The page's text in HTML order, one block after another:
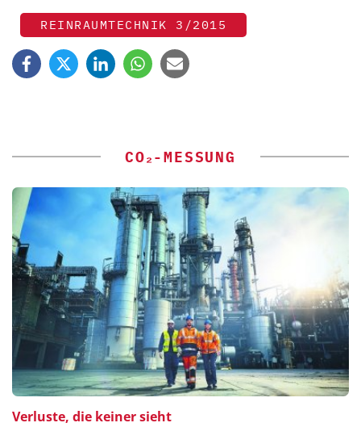
REINRAUMTECHNIK 3/2015
CO₂-MESSUNG
Verluste, die keiner sieht